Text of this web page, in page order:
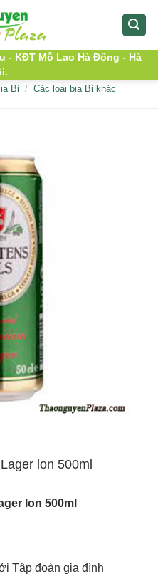
- KĐT Mỗ Lao Hà Đông - Hà
Bỉ / Các loại bia Bỉ khác
lon 500ml
lon 500ml
Tập đoàn gia đình